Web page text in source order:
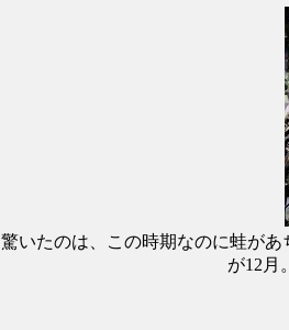
驚いたのは、この時期なのに蛙があ
が12月